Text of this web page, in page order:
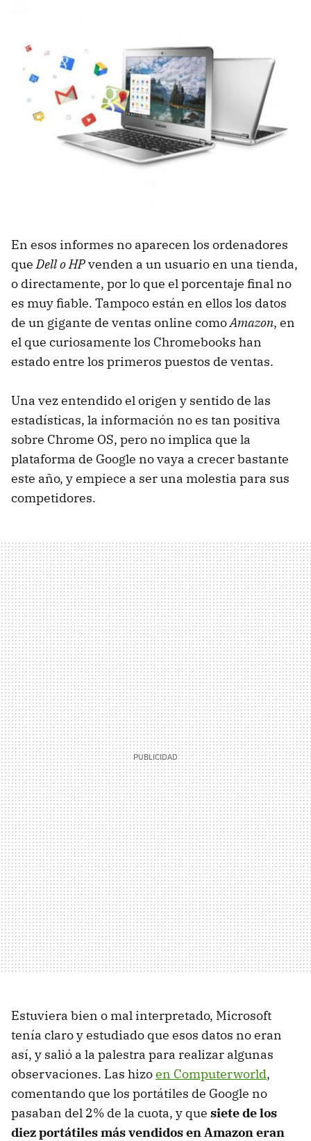
En esos informes no aparecen los ordenadores
queDell o HPvenden a un usuario en una tienda,
o directamente, por lo que el porcentaje final no
es muy fiable. Tampoco están en ellos los datos
de un gigante de ventas online comoAmazon, en
el que curiosamente los Chromebooks han
estado entre los primeros puestos de ventas.
Una vez entendido el origen y sentido de las
estadísticas, la información no es tan positiva
sobre Chrome OS, pero no implica que la
plataforma de Google no vaya a crecer bastante
este año, y empiece a ser una molestia para sus
competidores.
Estuviera bien o mal interpretado, Microsoft
tenía claro y estudiado que esos datos no eran
así, y salió a la palestra para realizar algunas
observaciones. Las hizoen Computerworld,
comentando que los portátiles de Google no
pasaban del 2% de la cuota, y que siete de los
diez portátiles más vendidos en Amazon eran